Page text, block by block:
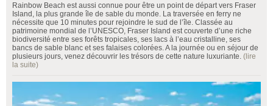
Rainbow Beach est aussi connue pour être un point de départ vers Fraser
Island, la plus grande île de sable du monde. La traversée en ferry ne
nécessite que 10 minutes pour rejoindre le sud de l’île. Classée au
patrimoine mondial de l’UNESCO, Fraser Island est couverte d’une riche
biodiversité entre ses forêts tropicales, ses lacs à l’eau cristalline, ses
bancs de sable blanc et ses falaises colorées. A la journée ou en séjour de
plusieurs jours, venez découvrir les trésors de cette nature luxuriante. (lire
la suite)